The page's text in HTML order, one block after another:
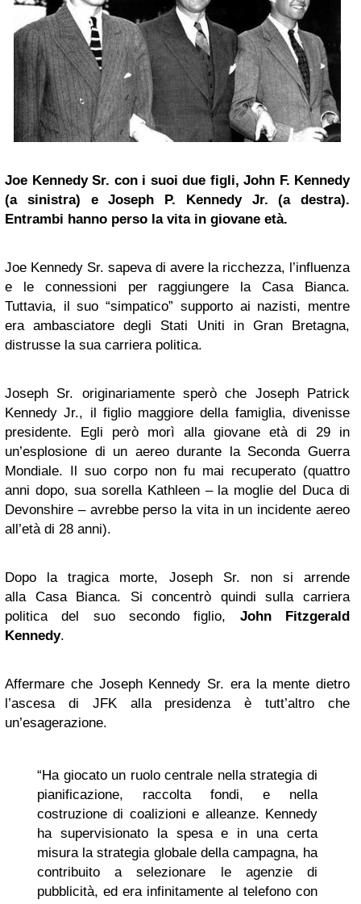
Joe Kennedy Sr. con i suoi due figli, John F. Kennedy
(a sinistra) e Joseph P. Kennedy Jr. (a destra).
Entrambi hanno perso la vita in giovane età.
Joe Kennedy Sr. sapeva di avere la ricchezza, l’influenza
e le connessioni per raggiungere la Casa Bianca.
Tuttavia, il suo “simpatico” supporto ai nazisti, mentre
era ambasciatore degli Stati Uniti in Gran Bretagna,
distrusse la sua carriera politica.
Joseph Sr. originariamente sperò che Joseph Patrick
Kennedy Jr., il figlio maggiore della famiglia, divenisse
presidente. Egli però morì alla giovane età di 29 in
un’esplosione di un aereo durante la Seconda Guerra
Mondiale. Il suo corpo non fu mai recuperato (quattro
anni dopo, sua sorella Kathleen – la moglie del Duca di
Devonshire – avrebbe perso la vita in un incidente aereo
all’età di 28 anni).
Dopo la tragica morte, Joseph Sr. non si arrende
alla Casa Bianca. Si concentrò quindi sulla carriera
politica del suo secondo figlio, John Fitzgerald
Kennedy.
Affermare che Joseph Kennedy Sr. era la mente dietro
l’ascesa di JFK alla presidenza è tutt’altro che
un’esagerazione.
“Ha giocato un ruolo centrale nella strategia di
pianificazione, raccolta fondi, e nella
costruzione di coalizioni e alleanze. Kennedy
ha supervisionato la spesa e in una certa
misura la strategia globale della campagna, ha
contribuito a selezionare le agenzie di
pubblicità, ed era infinitamente al telefono con